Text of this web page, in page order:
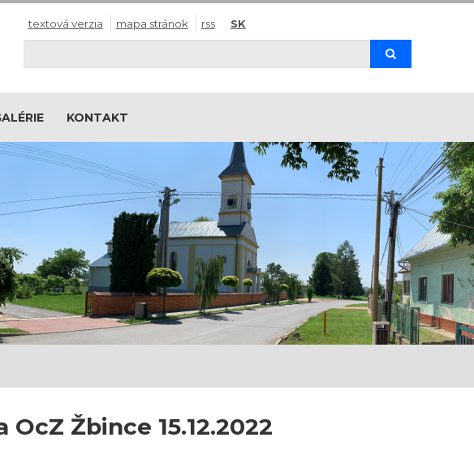
textová verzia mapa stránok rss SK
KONTAKT
Žbince 15.12.2022